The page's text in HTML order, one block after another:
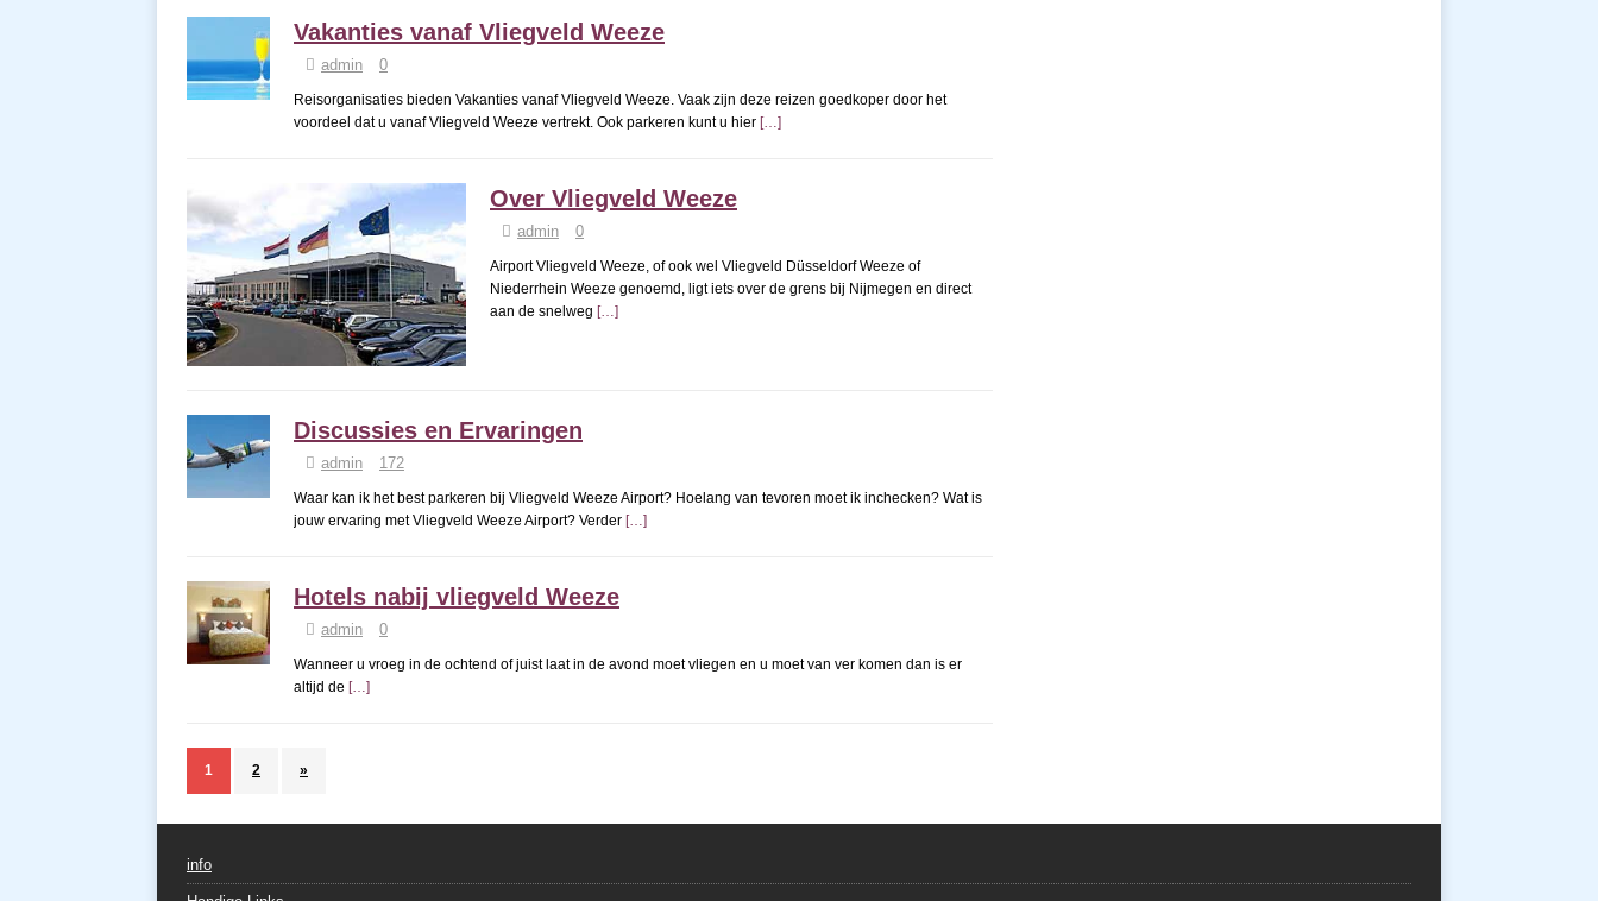
Vakanties vanaf Vliegveld Weeze
admin 0
Reisorganisaties bieden Vakanties vanaf Vliegveld Weeze. Vaak zijn deze reizen goedkoper door het
voordeel dat u vanaf Vliegveld Weeze vertrekt. Ook parkeren kunt u hier […]
Over Vliegveld Weeze
admin 0
Airport Vliegveld Weeze, of ook wel Vliegveld Düsseldorf Weeze of
Niederrhein Weeze genoemd, ligt iets over de grens bij Nijmegen en direct
aan de snelweg […]
Discussies en Ervaringen
admin 172
Waar kan ik het best parkeren bij Vliegveld Weeze Airport? Hoelang van tevoren moet ik inchecken? Wat is
jouw ervaring met Vliegveld Weeze Airport? Verder […]
Hotels nabij vliegveld Weeze
admin 0
Wanneer u vroeg in de ochtend of juist laat in de avond moet vliegen en u moet van ver komen dan is er
altijd de […]
1 2 »
info